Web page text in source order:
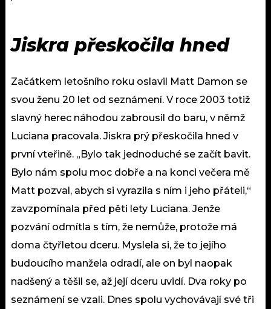
Jiskra přeskočila hned
Začátkem letošního roku oslavil Matt Damon se
svou ženu 20 let od seznámení. V roce 2003 totiž
slavný herec náhodou zabrousil do baru, v němž
Luciana pracovala. Jiskra prý přeskočila hned v
první vteřině. „Bylo tak jednoduché se začít bavit.
Bylo nám spolu moc dobře a na konci večera mě
Matt pozval, abych si vyrazila s ním i jeho přáteli,“
zavzpomínala před pěti lety Luciana. Jenže
pozvání odmítla s tím, že nemůže, protože má
doma čtyřletou dceru. Myslela si, že to jejího
budoucího manžela odradí, ale on byl naopak
nadšený a těšil se, až její dceru uvidí. Dva roky po
seznámení se vzali. Dnes spolu vychovávají své tři